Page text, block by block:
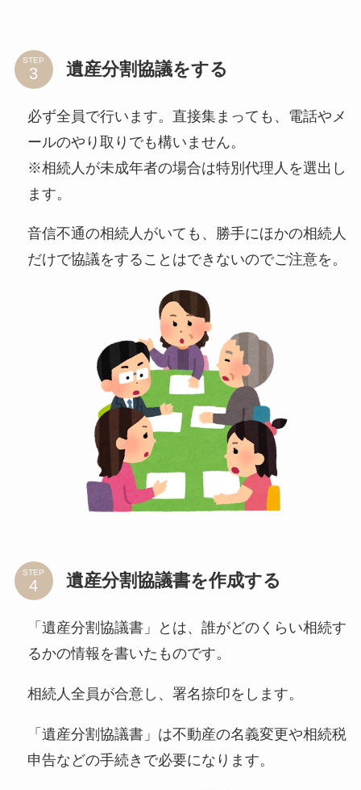
STEP 遺産分割協議をする
必ず全員で行います。直接集まっても、電話やメ
ールのやり取りでも構いません。
※相続人が未成年者の場合は特別代理人を選出し
ます。
音信不通の相続人がいても、勝手にほかの相続人
だけで協議をすることはできないのでご注意を。
STEP 遺産分割協議書を作成する
「遺産分割協議書」とは、誰がどのくらい相続す
るかの情報を書いたものです。
相続人全員が合意し、署名捺印をします。
「遺産分割協議書」は不動産の名義変更や相続税
申告などの手続きで必要になります。